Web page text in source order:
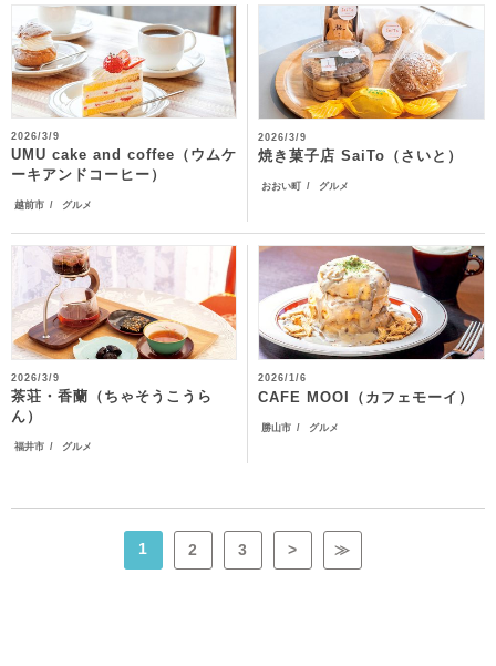
2026/3/9
UMU cake and coffee（ウムケ
ーキアンドコーヒー）
越前市 グルメ
2026/3/9
焼き菓子店 SaiTo（さいと）
おおい町 グルメ
2026/3/9
茶荘・香蘭（ちゃそうこうら
ん）
福井市 グルメ
2026/1/6
CAFE MOOI（カフェモーイ）
勝山市 グルメ
1 2 3 > ≫